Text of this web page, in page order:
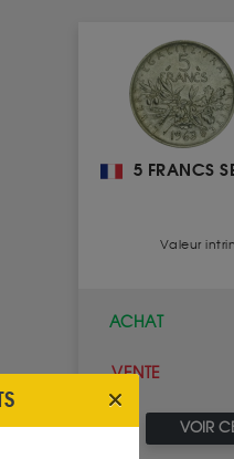
5 FRANCS
Valeur
ACHAT
VENTE
VOIR